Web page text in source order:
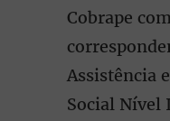
Cobrape
Assistência
Social Nível